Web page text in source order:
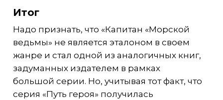
Итог
Надо признать, что «Капитан «Морской
ведьмы» не является эталоном в своем
жанре и стал одной из аналогичных книг,
задуманных издателем в рамках
большой серии. Но, учитывая тот факт, что
серия «Путь героя» получилась